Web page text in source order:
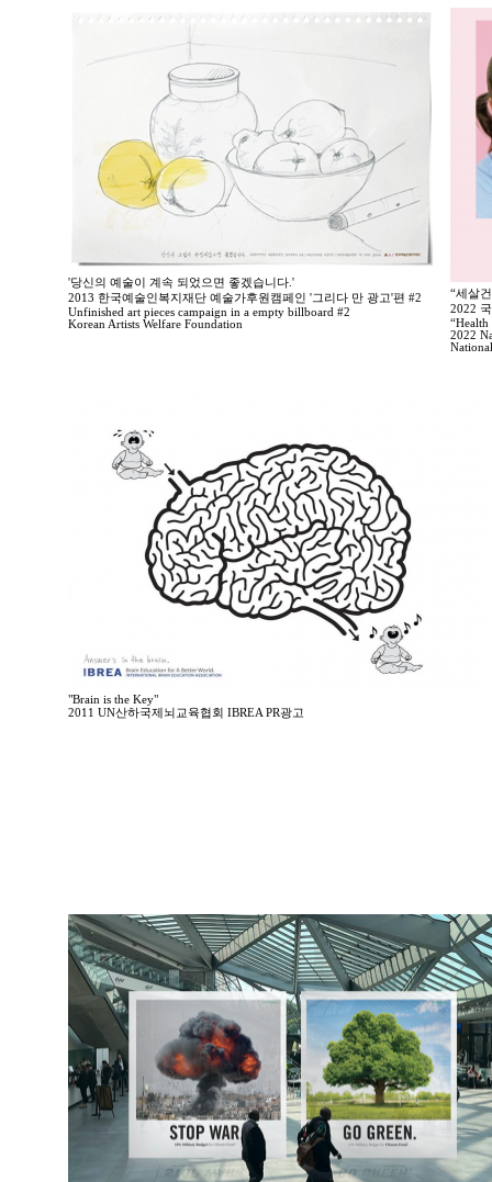
'당신의 예술이 계속 되었으면 좋겠습니다.'
2013 한국예술인복지재단 예술가후원캠페인 '그리다 만 광고'편 #2
Unfinished art pieces campaign in a empty billboard #2
Korean Artists Welfare Foundation
“세살
2022
2022
"Brain is the Key"
2011 UN산하국제뇌교육협회 IBREA PR광고